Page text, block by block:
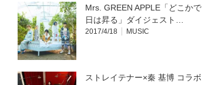
Mrs. GREEN APPLE「どこかで
日は昇る」ダイジェスト…
2017/4/18 MUSIC
ストレイテナー×秦 基博 コラボ